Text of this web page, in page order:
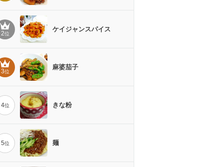
2位
ケイジャンスパイス
3位
麻婆茄子
4位 きな粉
5位 麺